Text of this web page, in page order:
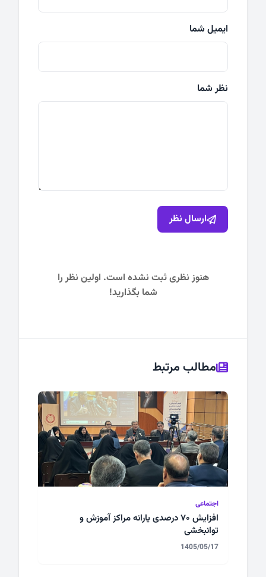
ایمیل شما
نظر شما
ارسال نظر
هنوز نظری ثبت نشده است. اولین نظر را
شما بگذارید!
مطالب مرتبط
اجتماعی
افزایش ۷۰ درصدی یارانه مراکز آموزش و
توانبخشی
1405/05/17